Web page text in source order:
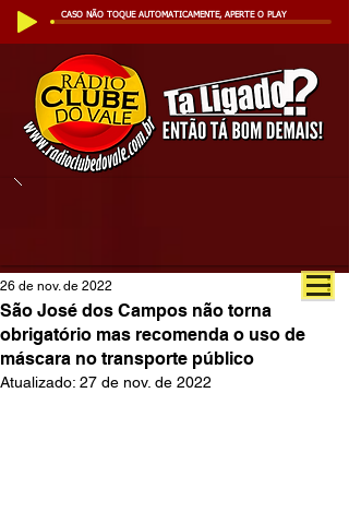
CASO NÃO TOQUE AUTOMATICAMENTE, APERTE O PLAY
São José dos Campos não torna
obrigatório mas recomenda o uso de
máscara no transporte público
26 de nov. de 2022
Atualizado: 27 de nov. de 2022